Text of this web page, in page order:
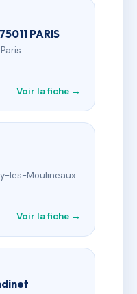
PARIS
Voir la fiche →
les-Moulineaux
Voir la fiche →